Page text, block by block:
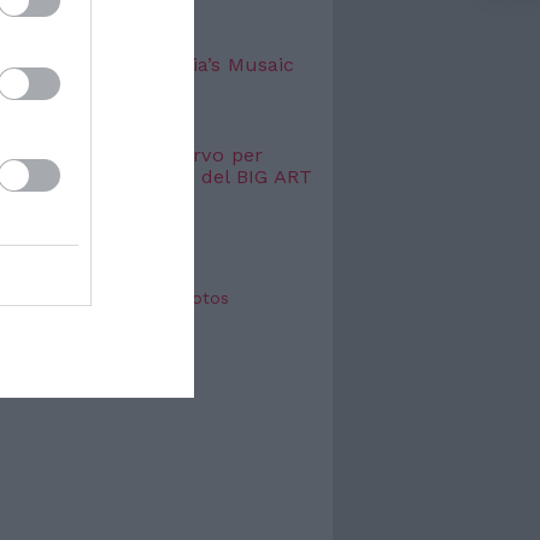
successo per Mangia’s Musaic
Williams a Porto Cervo per
esclusivo dell’anno del BIG ART
Paris - Shooting photos